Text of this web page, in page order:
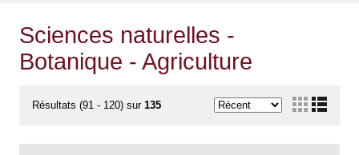
Sciences naturelles -
Botanique - Agriculture
Résultats (91 - 120) sur 135